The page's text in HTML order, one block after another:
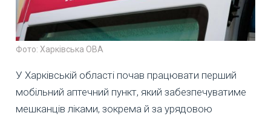
Фото: Харківська ОВА
У Харківській області почав працювати перший
мобільний аптечний пункт, який забезпечуватиме
мешканців ліками, зокрема й за урядовою